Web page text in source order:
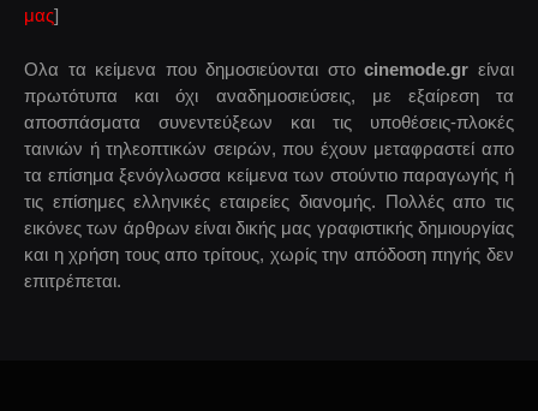
μας]
Ολα τα κείμενα που δημοσιεύονται στοcinemode.gr είναι
πρωτότυπα και όχι αναδημοσιεύσεις, με εξαίρεση τα
αποσπάσματα συνεντεύξεων και τις υποθέσεις-πλοκές
ταινιών ή τηλεοπτικών σειρών, που έχουν μεταφραστεί απο
τα επίσημα ξενόγλωσσα κείμενα των στούντιο παραγωγής ή
τις επίσημες ελληνικές εταιρείες διανομής. Πολλές απο τις
εικόνες των άρθρων είναι δικής μας γραφιστικής δημιουργίας
και η χρήση τους απο τρίτους, χωρίς την απόδοση πηγής δεν
επιτρέπεται.